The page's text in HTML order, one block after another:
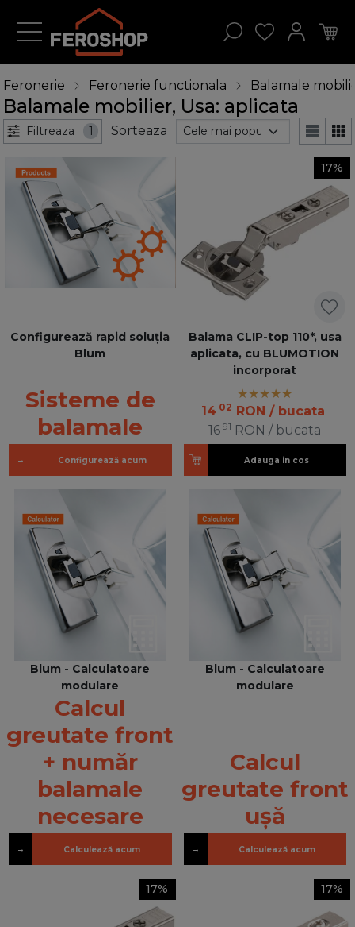
Feronerie Feronerie functionala Balamale
Balamale mobilier, Usa: aplicata
Filtreaza 1 Sorteaza
Configurează rapid soluția
Blum
Sisteme de
balamale
→ Configurează acum
17%
Balama CLIP-top 110*, usa
aplicata, cu BLUMOTION
incorporat
14 02 RON / bucata
1691 RON / bucata
Adauga in cos
Blum - Calculatoare
modulare
Calcul
greutate front
+ număr
balamale
necesare
→ Calculează acum
Blum - Calculatoare
modulare
Calcul
greutate front
ușă
→ Calculează acum
17% 17%